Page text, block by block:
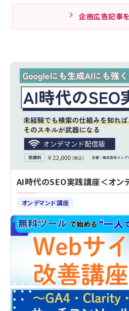
企画広告記事
AI時代のSEO実践講座＜オン
オンデマンド講座